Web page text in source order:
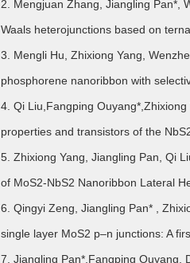
2. Mengjuan Zhang, Jiangling Pan*,
Waals heterojunctions based on
3. Mengli Hu, Zhixiong Yang,
phosphorene nanoribbon with
4. Qi Liu,Fangping
properties and transistors of the
5. Zhixiong Yang, Jiangling Pan, Qi
of MoS2-NbS2 Nanoribbon Lateral
6. Qingyi Zeng, Jiangling Pan* ,
single layer MoS2 p–n junctions: A
7. Jiangling Pan*,Fangping Ouyang,